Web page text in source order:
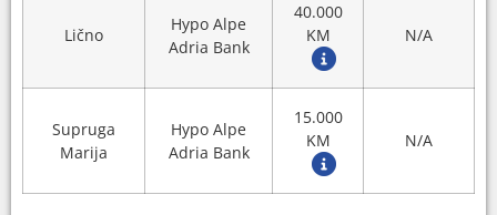
Lično
Hypo Alpe
Adria Bank
40.000
KM
N/A
Supruga
Marija
Hypo Alpe
Adria Bank
15.000
KM
N/A